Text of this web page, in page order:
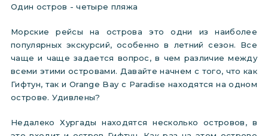
Oдин остров - четыре пляжа
Морские рейсы на острова это одни из наиболее
популярных экскурсий, особенно в летний сезон. Все
чаще и чаще задается вопрос, в чем различие между
всеми этими островами. Давайте начнем с того, что как
Гифтун, так и Orange Bay с Paradise находятся на одном
острове. Удивлены?
Недалеко Хургады находятся несколько островов, в